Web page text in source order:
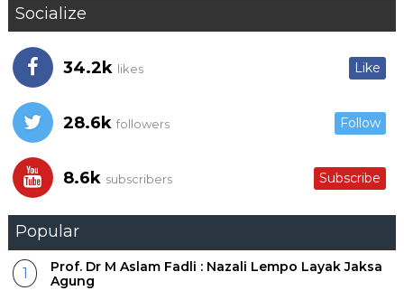
Socialize
34.2k likes Like
28.6k followers Follow
8.6k subscribers Subscribe
Popular
Prof. Dr M Aslam Fadli : Nazali Lempo Layak Jaksa
Agung